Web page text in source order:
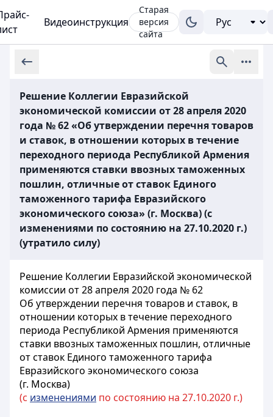
Видеоинструкция
Старая
версия
сайта
Решение Коллегии Евразийской
экономической комиссии от 28 апреля 2020
года № 62 «Об утверждении перечня товаров
и ставок, в отношении которых в течение
переходного периода Республикой Армения
применяются ставки ввозных таможенных
пошлин, отличные от ставок Единого
таможенного тарифа Евразийского
экономического союза» (г. Москва) (с
изменениями по состоянию на 27.10.2020 г.)
(утратило силу)
Решение Коллегии Евразийской экономической
комиссии от 28 апреля 2020 года № 62
Об утверждении перечня товаров и ставок, в
отношении которых в течение переходного
периода Республикой Армения применяются
ставки ввозных таможенных пошлин, отличные
от ставок Единого таможенного тарифа
Евразийского экономического союза
(г. Москва)
(с изменениями по состоянию на 27.10.2020 г.)